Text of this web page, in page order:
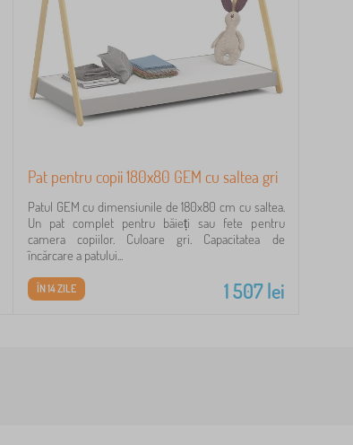
Pat pentru copii 180x80 GEM cu saltea gri
Patul GEM cu dimensiunile de 180x80 cm cu saltea.
Un pat complet pentru băieți sau fete pentru
camera copiilor. Culoare gri. Capacitatea de
încărcare a patului...
1 507lei
ÎN 14 ZILE